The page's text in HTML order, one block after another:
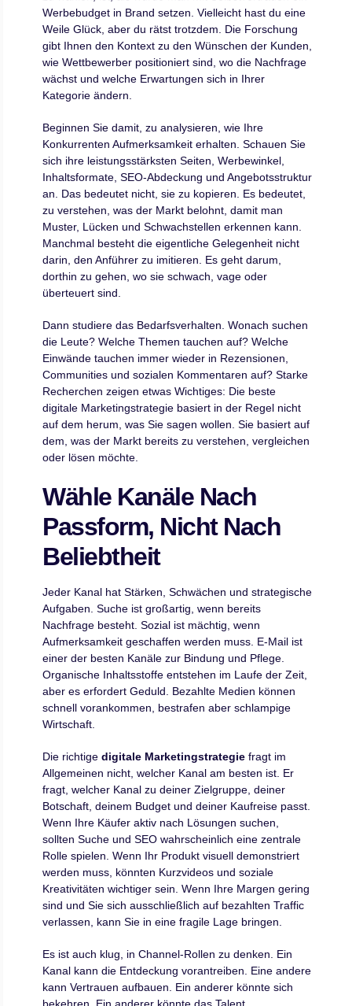
Werbebudget in Brand setzen. Vielleicht hast du eine
Weile Glück, aber du rätst trotzdem. Die Forschung
gibt Ihnen den Kontext zu den Wünschen der Kunden,
wie Wettbewerber positioniert sind, wo die Nachfrage
wächst und welche Erwartungen sich in Ihrer
Kategorie ändern.
Beginnen Sie damit, zu analysieren, wie Ihre
Konkurrenten Aufmerksamkeit erhalten. Schauen Sie
sich ihre leistungsstärksten Seiten, Werbewinkel,
Inhaltsformate, SEO-Abdeckung und Angebotsstruktur
an. Das bedeutet nicht, sie zu kopieren. Es bedeutet,
zu verstehen, was der Markt belohnt, damit man
Muster, Lücken und Schwachstellen erkennen kann.
Manchmal besteht die eigentliche Gelegenheit nicht
darin, den Anführer zu imitieren. Es geht darum,
dorthin zu gehen, wo sie schwach, vage oder
überteuert sind.
Dann studiere das Bedarfsverhalten. Wonach suchen
die Leute? Welche Themen tauchen auf? Welche
Einwände tauchen immer wieder in Rezensionen,
Communities und sozialen Kommentaren auf? Starke
Recherchen zeigen etwas Wichtiges: Die beste
digitale Marketingstrategie basiert in der Regel nicht
auf dem herum, was Sie sagen wollen. Sie basiert auf
dem, was der Markt bereits zu verstehen, vergleichen
oder lösen möchte.
Wähle Kanäle Nach
Passform, Nicht Nach
Beliebtheit
Jeder Kanal hat Stärken, Schwächen und strategische
Aufgaben. Suche ist großartig, wenn bereits
Nachfrage besteht. Sozial ist mächtig, wenn
Aufmerksamkeit geschaffen werden muss. E-Mail ist
einer der besten Kanäle zur Bindung und Pflege.
Organische Inhaltsstoffe entstehen im Laufe der Zeit,
aber es erfordert Geduld. Bezahlte Medien können
schnell vorankommen, bestrafen aber schlampige
Wirtschaft.
Die richtigedigitale Marketingstrategie fragt im
Allgemeinen nicht, welcher Kanal am besten ist. Er
fragt, welcher Kanal zu deiner Zielgruppe, deiner
Botschaft, deinem Budget und deiner Kaufreise passt.
Wenn Ihre Käufer aktiv nach Lösungen suchen,
sollten Suche und SEO wahrscheinlich eine zentrale
Rolle spielen. Wenn Ihr Produkt visuell demonstriert
werden muss, könnten Kurzvideos und soziale
Kreativitäten wichtiger sein. Wenn Ihre Margen gering
sind und Sie sich ausschließlich auf bezahlten Traffic
verlassen, kann Sie in eine fragile Lage bringen.
Es ist auch klug, in Channel-Rollen zu denken. Ein
Kanal kann die Entdeckung vorantreiben. Eine andere
kann Vertrauen aufbauen. Ein anderer könnte sich
bekehren. Ein anderer könnte das Talent